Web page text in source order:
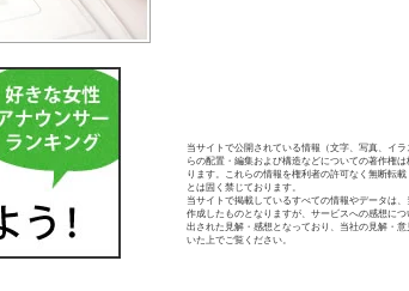
当サイトで公開されている情報（文字、写真、イ
らの配置・編集および構造などについての著作権
ります。これらの情報を権利者の許可なく無断転
とは固く禁じております。
当サイトで掲載しているすべての情報やデータは
作成したものとなりますが、サービスへの感想に
出された見解・感想となっており、当社の見解・
いた上でご覧ください。